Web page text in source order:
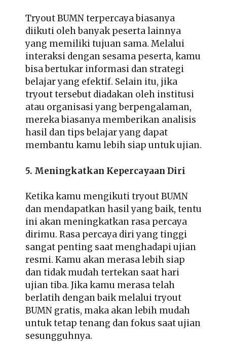
Tryout BUMN terpercaya biasanya
diikuti oleh banyak peserta lainnya
yang memiliki tujuan sama. Melalui
interaksi dengan sesama peserta, kamu
bisa bertukar informasi dan strategi
belajar yang efektif. Selain itu, jika
tryout tersebut diadakan oleh institusi
atau organisasi yang berpengalaman,
mereka biasanya memberikan analisis
hasil dan tips belajar yang dapat
membantu kamu lebih siap untuk ujian.
5. Meningkatkan Kepercayaan Diri
Ketika kamu mengikuti tryout BUMN
dan mendapatkan hasil yang baik, tentu
ini akan meningkatkan rasa percaya
dirimu. Rasa percaya diri yang tinggi
sangat penting saat menghadapi ujian
resmi. Kamu akan merasa lebih siap
dan tidak mudah tertekan saat hari
ujian tiba. Jika kamu merasa telah
berlatih dengan baik melalui tryout
BUMN gratis, maka akan lebih mudah
untuk tetap tenang dan fokus saat ujian
sesungguhnya.